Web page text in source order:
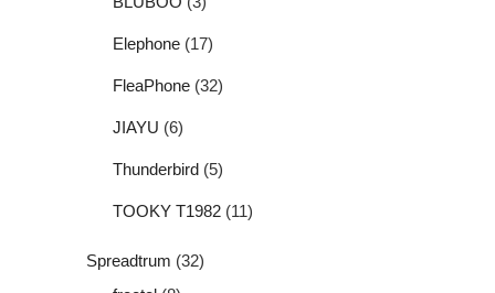
Elephone (17)
FleaPhone (32)
JIAYU (6)
Thunderbird (5)
TOOKY T1982 (11)
Spreadtrum (32)